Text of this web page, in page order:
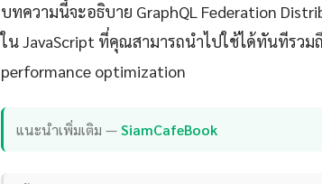
บทความนี้จะอธิบาย GraphQL Federation
ใน JavaScript ที่คุณสามารถนำไปใช้ได้ทันทีรวม
performance optimization
แนะนำเพิ่มเติม —SiamCafeBook